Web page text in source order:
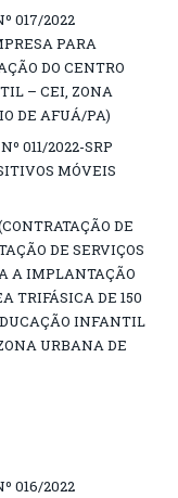
017/2022
PARA
DO CENTRO
– CEI, ZONA
DE AFUÁ/PA)
011/2022-SRP
MÓVEIS
DE
DE SERVIÇOS
A IMPLANTAÇÃO
TRIFÁSICA DE 150
INFANTIL
URBANA DE
016/2022